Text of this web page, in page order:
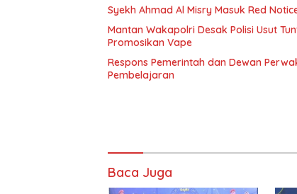
Syekh Ahmad Al Misry Masuk Red
Mantan Wakapolri Desak Polisi Usut
Promosikan Vape
Respons Pemerintah dan Dewan
Pembelajaran
Baca Juga